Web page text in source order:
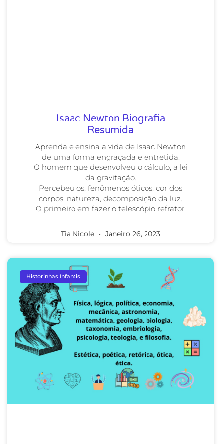
Isaac Newton Biografia
Resumida
Aprenda e ensina a vida de Isaac Newton
de uma forma engraçada e entretida.
O homem que desenvolveu o cálculo, a lei
da gravitação.
Percebeu os, fenômenos óticos, cor dos
corpos, natureza, decomposição da luz.
O primeiro em fazer o telescópio refrator.
Tia Nicole Janeiro 26, 2023
Historinhas Infantis